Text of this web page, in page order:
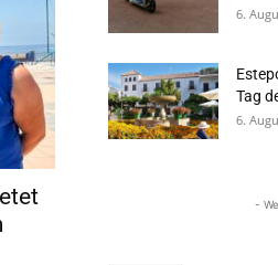
6.
Tag
6.
-